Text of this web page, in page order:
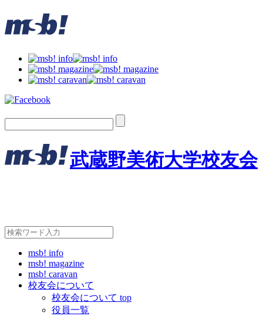
武蔵野美術大学校友会
msb! info
msb! magazine
msb! caravan
校友会について
校友会について top
役員一覧